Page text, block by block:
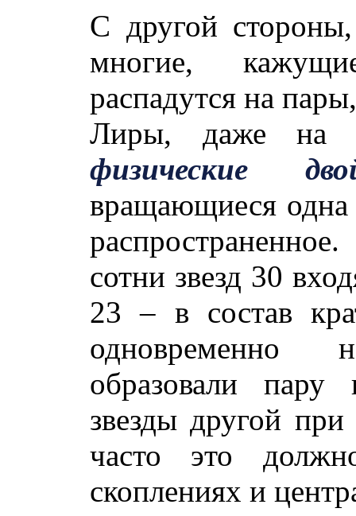
С другой
многие,
распадутся на
Лиры, даже на
физические
вращающиеся одна
сотни звезд 30
23 – в состав
одновременно
образовали пару
звезды другой
часто это
скоплениях и